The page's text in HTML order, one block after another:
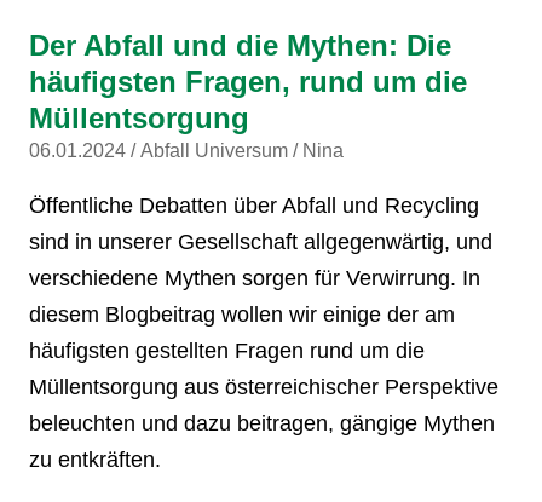
Der Abfall und die Mythen: Die
häufigsten Fragen, rund um die
Müllentsorgung
06.01.2024 Abfall Universum Nina
Öffentliche Debatten über Abfall und Recycling
sind in unserer Gesellschaft allgegenwärtig, und
verschiedene Mythen sorgen für Verwirrung. In
diesem Blogbeitrag wollen wir einige der am
häufigsten gestellten Fragen rund um die
Müllentsorgung aus österreichischer Perspektive
beleuchten und dazu beitragen, gängige Mythen
zu entkräften.